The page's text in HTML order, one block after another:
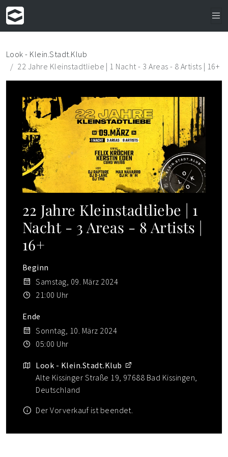
Look - Klein.Stadt.Klub
22 Jahre Kleinstadtliebe | 1 Nacht - 3 Areas - 8 Artists | 16+
22 Jahre Kleinstadtliebe | 1
Nacht - 3 Areas - 8 Artists |
16+
Beginn
Samstag, 09. März 2024
21:00 Uhr
Ende
Sonntag, 10. März 2024
05:00 Uhr
Look - Klein.Stadt.Klub
Alte Kissinger Straße 19, 97688 Bad Kissingen,
Deutschland
Der Vorverkauf ist beendet.